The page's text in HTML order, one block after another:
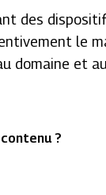
des
le
domaine et
?